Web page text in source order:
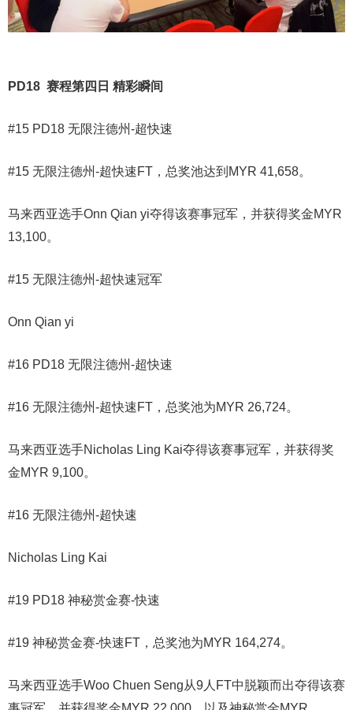
PD18 赛程第四日 精彩瞬间
#15 PD18 无限注德州-超快速
#15 无限注德州-超快速FT，总奖池达到MYR 41,658。
马来西亚选手Onn Qian yi夺得该赛事冠军，并获得奖金MYR
13,100。
#15 无限注德州-超快速冠军
Onn Qian yi
#16 PD18 无限注德州-超快速
#16 无限注德州-超快速FT，总奖池为MYR 26,724。
马来西亚选手Nicholas Ling Kai夺得该赛事冠军，并获得奖
金MYR 9,100。
#16 无限注德州-超快速
Nicholas Ling Kai
#19 PD18 神秘赏金赛-快速
#19 神秘赏金赛-快速FT，总奖池为MYR 164,274。
马来西亚选手Woo Chuen Seng从9人FT中脱颖而出夺得该赛